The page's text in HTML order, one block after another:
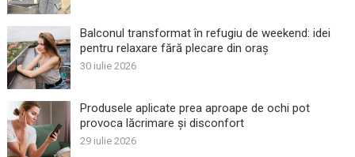
Balconul transformat în refugiu de weekend: idei
pentru relaxare fără plecare din oraș
30 iulie 2026
Produsele aplicate prea aproape de ochi pot
provoca lăcrimare și disconfort
29 iulie 2026